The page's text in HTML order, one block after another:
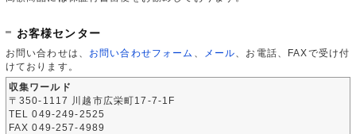
お客様センター
お問い合わせは、 お問い合わせフォーム メール 、お電話、FAXで受け付
けております。
収集ワールド
〒350-1117 川越市広栄町17-7-1F
TEL 049-249-2525
FAX 049-257-4989